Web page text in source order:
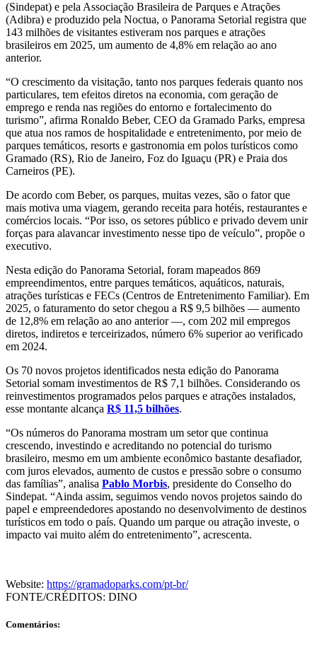
(Sindepat) e pela Associação Brasileira de Parques e Atrações
(Adibra) e produzido pela Noctua, o Panorama Setorial registra que
143 milhões de visitantes estiveram nos parques e atrações
brasileiros em 2025, um aumento de 4,8% em relação ao ano
anterior.
“O crescimento da visitação, tanto nos parques federais quanto nos
particulares, tem efeitos diretos na economia, com geração de
emprego e renda nas regiões do entorno e fortalecimento do
turismo”, afirma Ronaldo Beber, CEO da Gramado Parks, empresa
que atua nos ramos de hospitalidade e entretenimento, por meio de
parques temáticos, resorts e gastronomia em polos turísticos como
Gramado (RS), Rio de Janeiro, Foz do Iguaçu (PR) e Praia dos
Carneiros (PE).
De acordo com Beber, os parques, muitas vezes, são o fator que
mais motiva uma viagem, gerando receita para hotéis, restaurantes e
comércios locais. “Por isso, os setores público e privado devem unir
forças para alavancar investimento nesse tipo de veículo”, propõe o
executivo.
Nesta edição do Panorama Setorial, foram mapeados 869
empreendimentos, entre parques temáticos, aquáticos, naturais,
atrações turísticas e FECs (Centros de Entretenimento Familiar). Em
2025, o faturamento do setor chegou a R$ 9,5 bilhões — aumento
de 12,8% em relação ao ano anterior —, com 202 mil empregos
diretos, indiretos e terceirizados, número 6% superior ao verificado
em 2024.
Os 70 novos projetos identificados nesta edição do Panorama
Setorial somam investimentos de R$ 7,1 bilhões. Considerando os
reinvestimentos programados pelos parques e atrações instalados,
esse montante alcança R$ 11,5 bilhões.
“Os números do Panorama mostram um setor que continua
crescendo, investindo e acreditando no potencial do turismo
brasileiro, mesmo em um ambiente econômico bastante desafiador,
com juros elevados, aumento de custos e pressão sobre o consumo
das famílias”, analisa Pablo Morbis, presidente do Conselho do
Sindepat. “Ainda assim, seguimos vendo novos projetos saindo do
papel e empreendedores apostando no desenvolvimento de destinos
turísticos em todo o país. Quando um parque ou atração investe, o
impacto vai muito além do entretenimento”, acrescenta.
Website: https://gramadoparks.com/pt-br/
FONTE/CRÉDITOS: DINO
Comentários: